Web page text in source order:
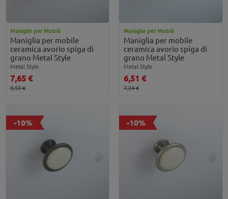
Maniglie per Mobili
Maniglia per mobile
ceramica avorio spiga di
grano Metal Style
Metal Style
7,65 €
8,50 €
Maniglie per Mobili
Maniglia per mobile
ceramica avorio spiga di
grano Metal Style
Metal Style
6,51 €
7,24 €
-10% -10%